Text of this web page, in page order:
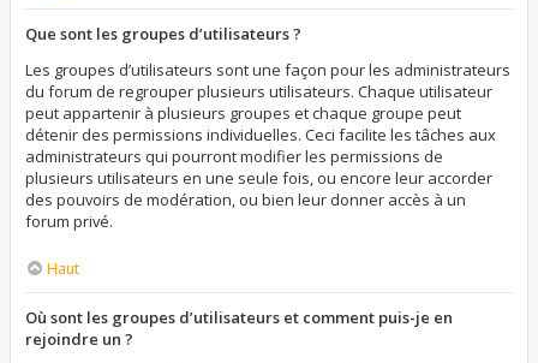
Que sont les groupes d’utilisateurs ?
Les groupes d’utilisateurs sont une façon pour les administrateurs
du forum de regrouper plusieurs utilisateurs. Chaque utilisateur
peut appartenir à plusieurs groupes et chaque groupe peut
détenir des permissions individuelles. Ceci facilite les tâches aux
administrateurs qui pourront modifier les permissions de
plusieurs utilisateurs en une seule fois, ou encore leur accorder
des pouvoirs de modération, ou bien leur donner accès à un
forum privé.
Haut
Où sont les groupes d’utilisateurs et comment puis-je en
rejoindre un ?